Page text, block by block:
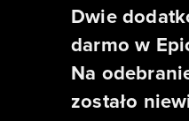
Dwie
darmo w
Na
zostało